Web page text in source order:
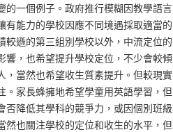
的一個例子。政府推行模糊因教學語言
能力的學校因應不同境遇採取適當的
遜的第三組別學校以外，中流定位的
響，也希望提升學校定位，不少會較傾
，當然也希望收生質素提升。但較現實
家長蜂擁地希望學童用英語學習，但
降低其學科的競爭力，或因個別班級
然也關注學校的定位和收生的水平，但